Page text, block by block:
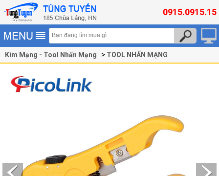
0915.0915.15
Kìm Mạng - Tool Nhấn Mạng TOOL NHẤN MẠNG